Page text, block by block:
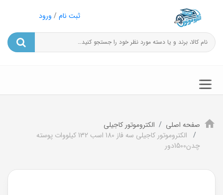
ثبت نام / ورود
صفحه اصلی
الکتروموتور کاجیلی
الکتروموتور کاجیلی سه فاز 180 اسب 132 کیلووات پوسته
چدن1500دور